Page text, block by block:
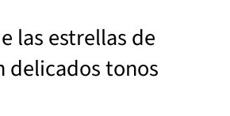
las estrellas de
delicados tonos